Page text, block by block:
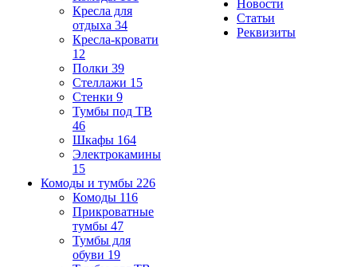
Кресла для
отдыха 34
Кресла-кровати
12
Полки 39
Стеллажи 15
Стенки 9
Тумбы под ТВ
46
Шкафы 164
Электрокамины
15
Комоды и тумбы 226
Комоды 116
Прикроватные
тумбы 47
Тумбы для
обуви 19
Новости
Статьи
Реквизиты